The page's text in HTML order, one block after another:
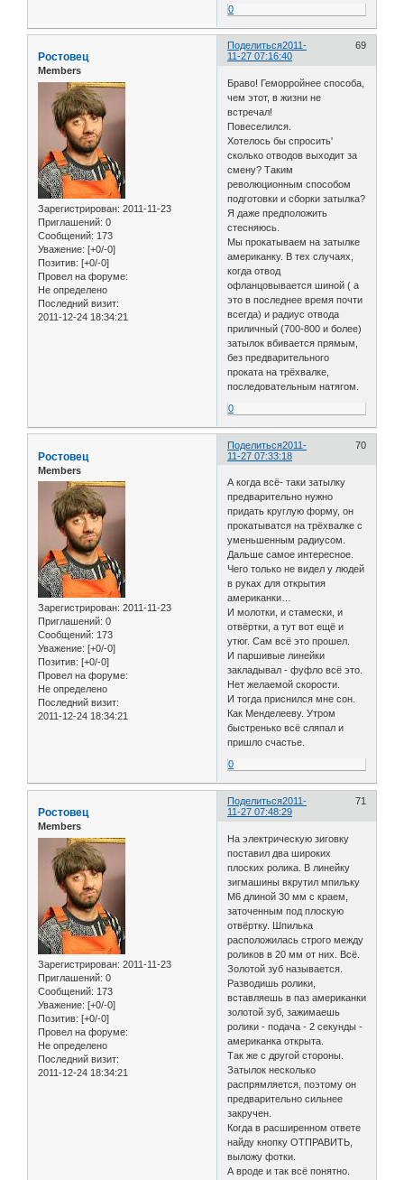
0
Поделиться 69
2011-
11-27 07:16:40
Ростовец
Members
Зарегистрирован: 2011-11-23
Приглашений: 0
Сообщений: 173
Уважение: [+0/-0]
Позитив: [+0/-0]
Провел на форуме:
Не определено
Последний визит:
2011-12-24 18:34:21
Браво! Геморройнее способа,
чем этот, в жизни не
встречал!
Повеселился.
Хотелось бы спросить'
сколько отводов выходит за
смену? Таким
революционным способом
подготовки и сборки затылка?
Я даже предположить
стесняюсь.
Мы прокатываем на затылке
американку. В тех случаях,
когда отвод
офланцовывается шиной ( а
это в последнее время почти
всегда) и радиус отвода
приличный (700-800 и более)
затылок вбивается прямым,
без предварительного
проката на трёхвалке,
последовательным натягом.
0
Поделиться 70
2011-
11-27 07:33:18
Ростовец
Members
Зарегистрирован: 2011-11-23
Приглашений: 0
Сообщений: 173
Уважение: [+0/-0]
Позитив: [+0/-0]
Провел на форуме:
Не определено
Последний визит:
2011-12-24 18:34:21
А когда всё- таки затылку
предварительно нужно
придать круглую форму, он
прокатыватся на трёхвалке с
уменьшенным радиусом.
Дальше самое интересное.
Чего только не видел у людей
в руках для открытия
американки…
И молотки, и стамески, и
отвёртки, а тут вот ещё и
утюг. Сам всё это прошел.
И паршивые линейки
закладывал - фуфло всё это.
Нет желаемой скорости.
И тогда приснился мне сон.
Как Менделееву. Утром
быстренько всё сляпал и
пришло счастье.
0
Поделиться 71
2011-
11-27 07:48:29
Ростовец
Members
Зарегистрирован: 2011-11-23
Приглашений: 0
Сообщений: 173
Уважение: [+0/-0]
Позитив: [+0/-0]
Провел на форуме:
Не определено
Последний визит:
2011-12-24 18:34:21
На электрическую зиговку
поставил два широких
плоских ролика. В линейку
зигмашины вкрутил мпильку
М6 длиной 30 мм с краем,
заточенным под плоскую
отвёртку. Шпилька
расположилась строго между
роликов в 20 мм от них. Всё.
Золотой зуб называется.
Разводишь ролики,
вставляешь в паз американки
золотой зуб, зажимаешь
ролики - подача - 2 секунды -
американка открыта.
Так же с другой стороны.
Затылок несколько
распрямляется, поэтому он
предварительно сильнее
закручен.
Когда в расширенном ответе
найду кнопку ОТПРАВИТЬ,
выложу фотки.
А вроде и так всё понятно.